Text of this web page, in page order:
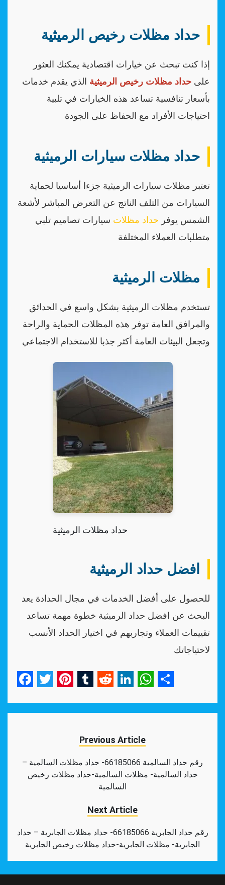
حداد مظلات رخيص الرميثية
إذا كنت تبحث عن خيارات اقتصادية يمكنك العثور
على حداد مظلات رخيص الرميثية الذي يقدم خدمات
بأسعار تنافسية تساعد هذه الخيارات في تلبية
احتياجات الأفراد مع الحفاظ على الجودة
حداد مظلات سيارات الرميثية
تعتبر مظلات سيارات الرميثية جزءا أساسيا لحماية
السيارات من التلف الناتج عن التعرض المباشر لأشعة
الشمس يوفر حداد مظلات سيارات تصاميم تلبي
متطلبات العملاء المختلفة
مظلات الرميثية
تستخدم مظلات الرميثية بشكل واسع في الحدائق
والمرافق العامة توفر هذه المظلات الحماية والراحة
وتجعل البيئات العامة أكثر جذبا للاستخدام الاجتماعي
حداد مظلات الرميثية
افضل حداد الرميثية
للحصول على أفضل الخدمات في مجال الحدادة يعد
البحث عن افضل حداد الرميثية خطوة مهمة تساعد
تقييمات العملاء وتجاربهم في اختيار الحداد الأنسب
لاحتياجاتك
Previous Article
رقم حداد السالمية 66185066- حداد مظلات السالمية –
حداد السالمية- مظلات السالمية-حداد مظلات رخيص
السالمية
Next Article
رقم حداد الجابرية 66185066- حداد مظلات الجابرية – حداد
الجابرية- مظلات الجابرية-حداد مظلات رخيص الجابرية